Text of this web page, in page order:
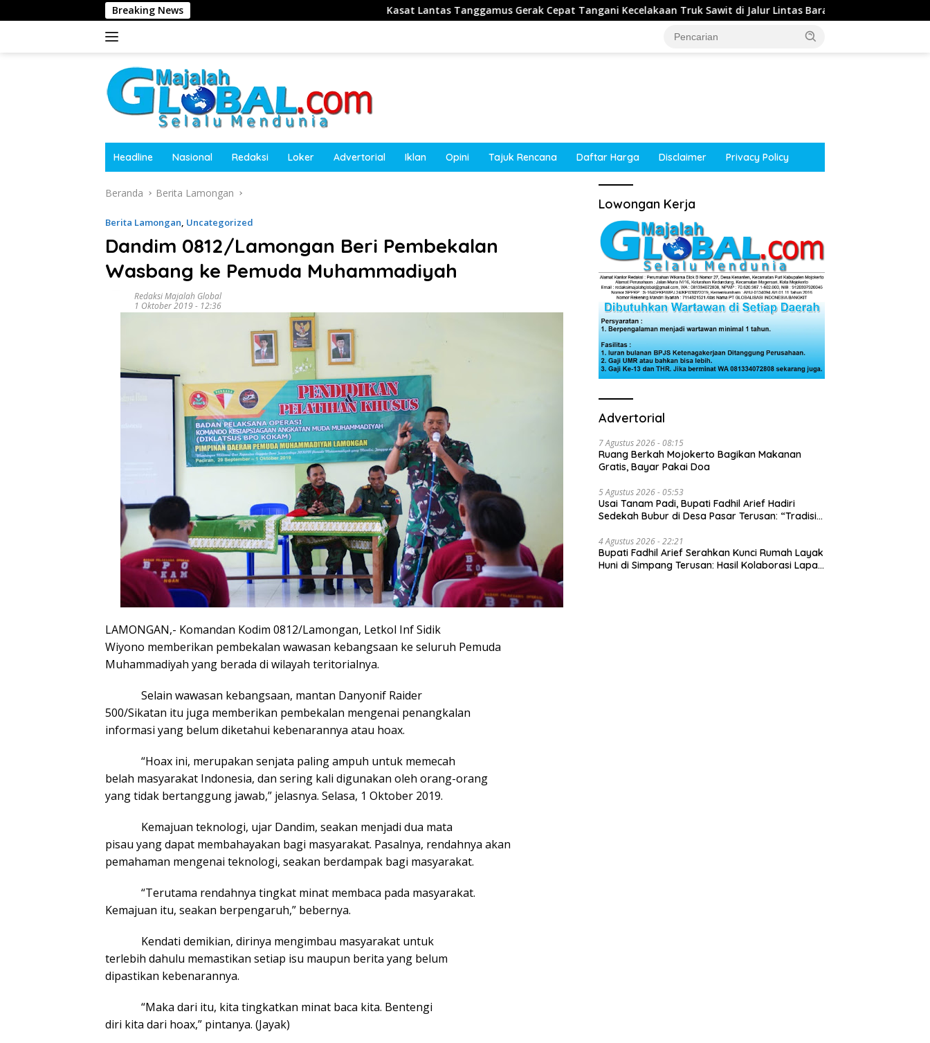
ke
Breaking News Kasat Lantas Tanggamus Gerak Cepat Tangani Kecelakaan Truk Sawit di Jalur Lintas Barat, Arus Lalu Lintas Tetap Lancar
Headline Nasional Redaksi Loker Advertorial Iklan Opini Tajuk Rencana Daftar Harga Disclaimer Privacy Policy
Beranda Berita Lamongan
Berita Lamongan, Uncategorized
Dandim 0812/Lamongan Beri Pembekalan
Wasbang ke Pemuda Muhammadiyah
Redaksi Majalah Global
1 Oktober 2019 - 12:36
LAMONGAN,- Komandan Kodim 0812/Lamongan, Letkol Inf Sidik
Wiyono memberikan pembekalan wawasan kebangsaan ke seluruh Pemuda
Muhammadiyah yang berada di wilayah teritorialnya.
Selain wawasan kebangsaan, mantan Danyonif Raider
500/Sikatan itu juga memberikan pembekalan mengenai penangkalan
informasi yang belum diketahui kebenarannya atau hoax.
“Hoax ini, merupakan senjata paling ampuh untuk memecah
belah masyarakat Indonesia, dan sering kali digunakan oleh orang-orang
yang tidak bertanggung jawab,” jelasnya. Selasa, 1 Oktober 2019.
Kemajuan teknologi, ujar Dandim, seakan menjadi dua mata
pisau yang dapat membahayakan bagi masyarakat. Pasalnya, rendahnya akan
pemahaman mengenai teknologi, seakan berdampak bagi masyarakat.
“Terutama rendahnya tingkat minat membaca pada masyarakat.
Kemajuan itu, seakan berpengaruh,” bebernya.
Kendati demikian, dirinya mengimbau masyarakat untuk
terlebih dahulu memastikan setiap isu maupun berita yang belum
dipastikan kebenarannya.
“Maka dari itu, kita tingkatkan minat baca kita. Bentengi
diri kita dari hoax,” pintanya. (Jayak)
Lowongan Kerja
Advertorial
7 Agustus 2026 - 08:15
Ruang Berkah Mojokerto Bagikan Makanan
Gratis, Bayar Pakai Doa
5 Agustus 2026 - 05:53
Usai Tanam Padi, Bupati Fadhil Arief Hadiri
Sedekah Bubur di Desa Pasar Terusan: “Tradisi
4 Agustus 2026 - 22:21
Bupati Fadhil Arief Serahkan Kunci Rumah Layak
Huni di Simpang Terusan: Hasil Kolaborasi Lapas